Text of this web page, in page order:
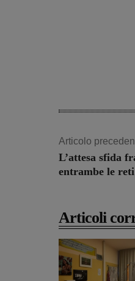
Articolo
L’attesa sfida
entrambe le
Articoli